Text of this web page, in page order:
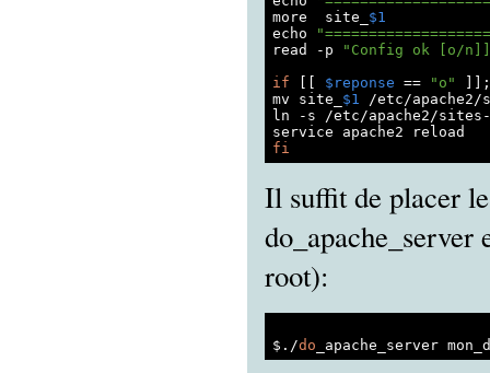
more  site_ $1
echo
read -p
"Config ok [o/
if [[ $reponse == "o" ]];
mv site_ $1
/etc/
ln
-s /etc/apache2/
fi
Il suffit de placer
root):
$./do